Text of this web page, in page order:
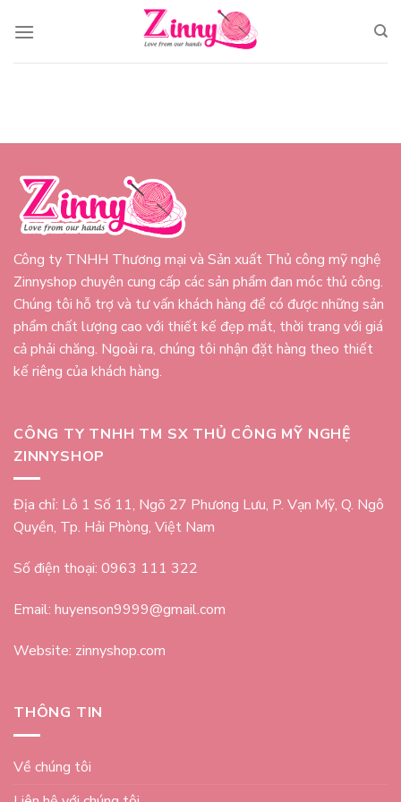
Công ty TNHH Thương mại và Sản xuất Thủ công mỹ nghệ
Zinnyshop chuyên cung cấp các sản phẩm đan móc thủ công.
Chúng tôi hỗ trợ và tư vấn khách hàng để có được những sản
phẩm chất lượng cao với thiết kế đẹp mắt, thời trang với giá
cả phải chăng. Ngoài ra, chúng tôi nhận đặt hàng theo thiết
kế riêng của khách hàng.
CÔNG TY TNHH TM SX THỦ CÔNG MỸ NGHỆ
ZINNYSHOP
Địa chỉ: Lô 1 Số 11, Ngõ 27 Phương Lưu, P. Vạn Mỹ, Q. Ngô
Quyền, Tp. Hải Phòng, Việt Nam
Số điện thoại: 0963 111 322
Email: huyenson9999@gmail.com
Website: zinnyshop.com
THÔNG TIN
Về chúng tôi